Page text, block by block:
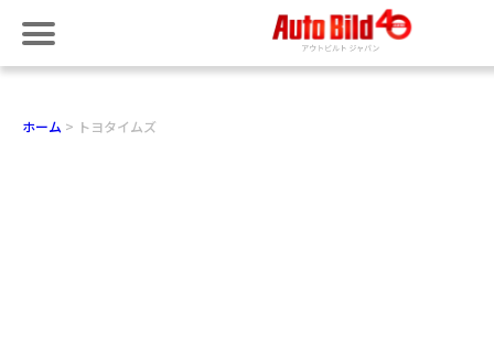
ホーム トヨタイムズ